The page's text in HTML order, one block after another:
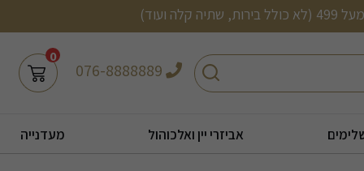
חיפוש
0
אביזרי יין ואלכוהול מעדנייה